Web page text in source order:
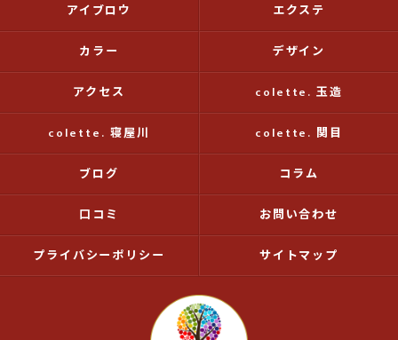
アイブロウ エクステ
カラー デザイン
アクセス colette. 玉造
colette. 寝屋川 colette. 関目
ブログ コラム
口コミ お問い合わせ
プライバシーポリシー サイトマップ